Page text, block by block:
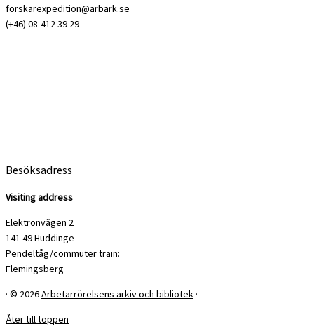
forskarexpedition@arbark.se
(+46) 08-412 39 29
Besöksadress
Visiting address
Elektronvägen 2
141 49 Huddinge
Pendeltåg/commuter train:
Flemingsberg
· © 2026Arbetarrörelsens arkiv och bibliotek ·
Åter till toppen